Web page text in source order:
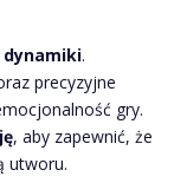
dynamiki.
precyzyjne
gry.
, aby zapewnić, że
utworu.